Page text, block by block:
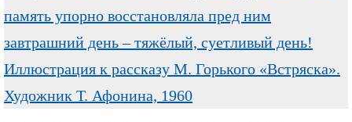
память упорно восстановляла пред ним
завтрашний день – тяжёлый, суетливый день!
Иллюстрация к рассказу М. Горького «Встряска».
Художник Т. Афонина, 1960